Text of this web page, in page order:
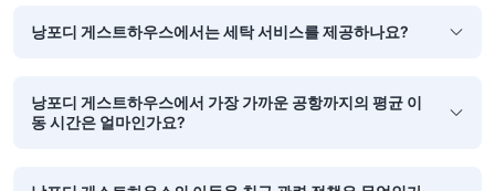
낭포디 게스트하우스에서는 세탁 서비스를 제공하나요?
낭포디 게스트하우스에서 가장 가까운 공항까지의 평균 이
동 시간은 얼마인가요?